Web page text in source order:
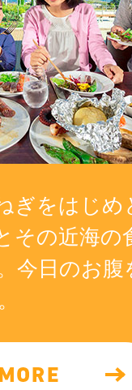
ぎをはじめ
その近海の
今日のお